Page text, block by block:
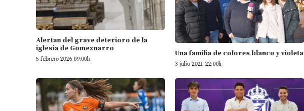
Alertan del grave deterioro de la
iglesia de Gomeznarro
5 febrero 2026 09:00h
Una familia de colores blanco y violeta
3 julio 2021 22:00h